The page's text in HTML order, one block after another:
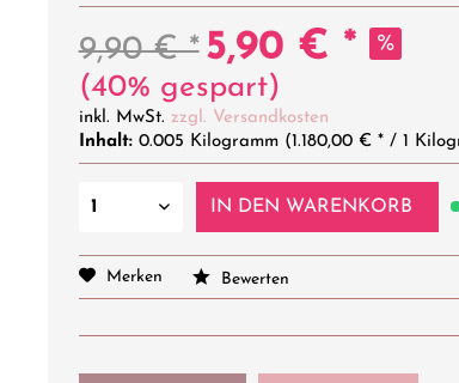
9,90 € * 5,90 € *
(40% gespart)
inkl. MwSt. zzgl. Versandkosten
Inhalt: 0.005 Kilogramm (1.180,00 € * / 1
IN DEN WARENKORB
Merken Bewerten